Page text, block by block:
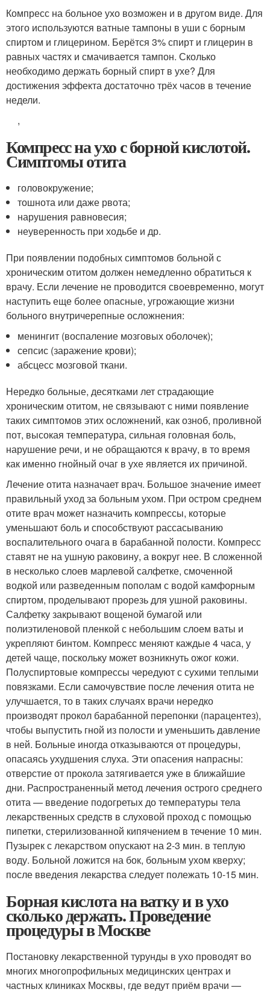
Компресс на больное ухо возможен и в другом виде. Для
этого используются ватные тампоны в уши с борным
спиртом и глицерином. Берётся 3% спирт и глицерин в
равных частях и смачивается тампон. Сколько
необходимо держать борный спирт в ухе? Для
достижения эффекта достаточно трёх часов в течение
недели.
,
Компресс на ухо с борной кислотой.
Симптомы отита
головокружение;
тошнота или даже рвота;
нарушения равновесия;
неуверенность при ходьбе и др.
При появлении подобных симптомов больной с
хроническим отитом должен немедленно обратиться к
врачу. Если лечение не проводится своевременно, могут
наступить еще более опасные, угрожающие жизни
больного внутричерепные осложнения:
менингит (воспаление мозговых оболочек);
сепсис (заражение крови);
абсцесс мозговой ткани.
Нередко больные, десятками лет страдающие
хроническим отитом, не связывают с ними появление
таких симптомов этих осложнений, как озноб, проливной
пот, высокая температура, сильная головная боль,
нарушение речи, и не обращаются к врачу, в то время
как именно гнойный очаг в ухе является их причиной.
Лечение отита назначает врач. Большое значение имеет
правильный уход за больным ухом. При остром среднем
отите врач может назначить компрессы, которые
уменьшают боль и способствуют рассасыванию
воспалительного очага в барабанной полости. Компресс
ставят не на ушную раковину, а вокруг нее. В сложенной
в несколько слоев марлевой салфетке, смоченной
водкой или разведенным пополам с водой камфорным
спиртом, проделывают прорезь для ушной раковины.
Салфетку закрывают вощеной бумагой или
полиэтиленовой пленкой с небольшим слоем ваты и
укрепляют бинтом. Компресс меняют каждые 4 часа, у
детей чаще, поскольку может возникнуть ожог кожи.
Полуспиртовые компрессы чередуют с сухими теплыми
повязками. Если самочувствие после лечения отита не
улучшается, то в таких случаях врачи нередко
производят прокол барабанной перепонки (парацентез),
чтобы выпустить гной из полости и уменьшить давление
в ней. Больные иногда отказываются от процедуры,
опасаясь ухудшения слуха. Эти опасения напрасны:
отверстие от прокола затягивается уже в ближайшие
дни. Распространенный метод лечения острого среднего
отита — введение подогретых до температуры тела
лекарственных средств в слуховой проход с помощью
пипетки, стерилизованной кипячением в течение 10 мин.
Пузырек с лекарством опускают на 2-3 мин. в теплую
воду. Больной ложится на бок, больным ухом кверху;
после введения лекарства следует полежать 10-15 мин.
Борная кислота на ватку и в ухо
сколько держать. Проведение
процедуры в Москве
Постановку лекарственной турунды в ухо проводят во
многих многопрофильных медицинских центрах и
частных клиниках Москвы, где ведут приём врачи —